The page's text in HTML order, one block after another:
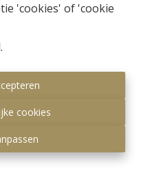
'cookies' of 'cookie
.
cookies